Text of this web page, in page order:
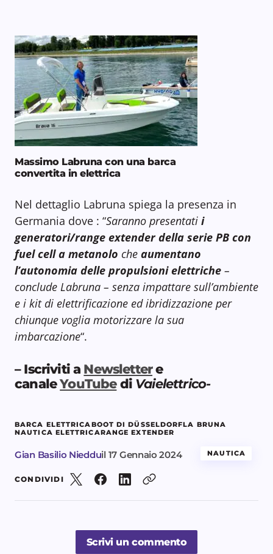
Massimo Labruna con una barca
convertita in elettrica
Nel dettaglio Labruna spiega la presenza in
Germania dove : “Saranno presentati i
generatori/range extender della serie PB con
fuel cell a metanolo che aumentano
l’autonomia delle propulsioni elettriche –
conclude Labruna – senza impattare sull’ambiente
e i kit di elettrificazione ed ibridizzazione per
chiunque voglia motorizzare la sua
imbarcazione“.
– Iscriviti a Newslettere
canaleYouTubedi Vaielettrico-
BARCA ELETTRICABOOT DI DÜSSELDORFLA BRUNA
NAUTICA ELETTRICARANGE EXTENDER
Gian Basilio Niedduil 17 Gennaio 2024 NAUTICA
CONDIVIDI
Scrivi un commento